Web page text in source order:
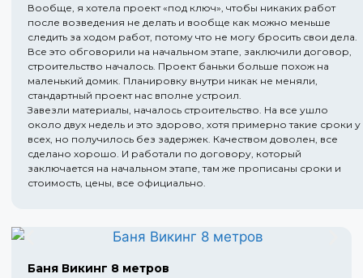
Вообще, я хотела проект «под ключ», чтобы никаких работ
после возведения не делать и вообще как можно меньше
следить за ходом работ, потому что не могу бросить свои дела.
Все это обговорили на начальном этапе, заключили договор,
строительство началось. Проект баньки больше похож на
маленький домик. Планировку внутри никак не меняли,
стандартный проект нас вполне устроил.
Завезли материалы, началось строительство. На все ушло
около двух недель и это здорово, хотя примерно такие сроки у
всех, но получилось без задержек. Качеством доволен, все
сделано хорошо. И работали по договору, который
заключается на начальном этапе, там же прописаны сроки и
стоимость, цены, все официально.
Баня Викинг 8 метров